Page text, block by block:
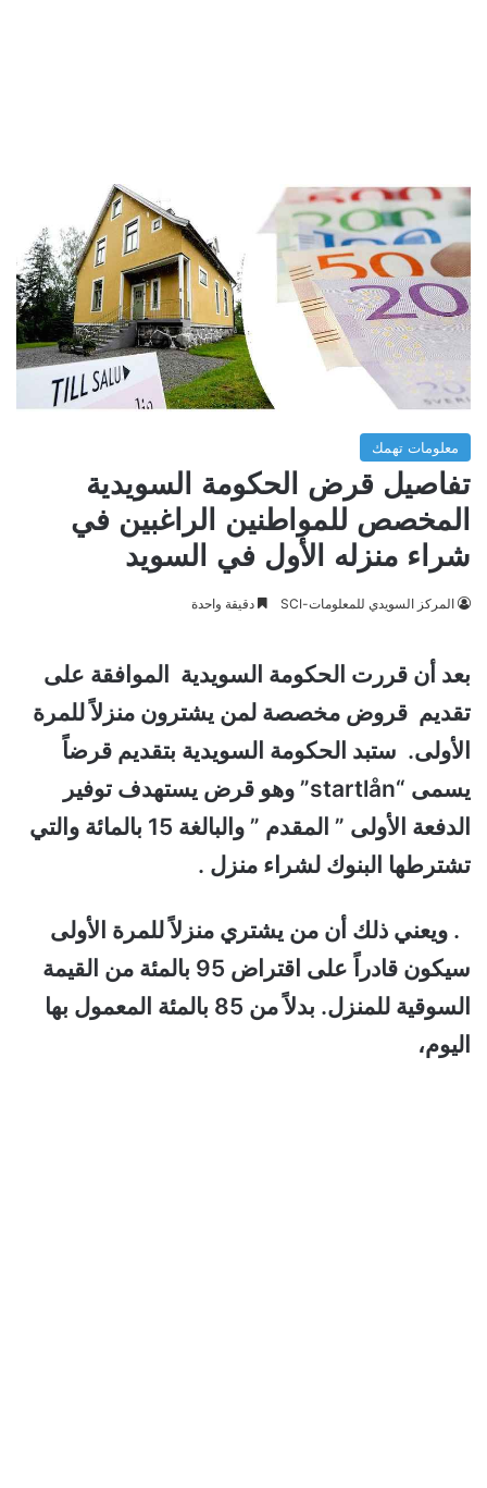
معلومات تهمك
تفاصيل قرض الحكومة السويدية
المخصص للمواطنين الراغبين في
شراء منزله الأول في السويد
المركز السويدي للمعلومات-SCI دقيقة واحدة
بعد أن قررت الحكومة السويدية الموافقة على
تقديم قروض مخصصة لمن يشترون منزلاً للمرة
الأولى. ستبد الحكومة السويدية بتقديم قرضاً
يسمى “startlån” وهو قرض يستهدف توفير
الدفعة الأولى ” المقدم ” والبالغة 15 بالمائة والتي
تشترطها البنوك لشراء منزل .
. ويعني ذلك أن من يشتري منزلاً للمرة الأولى
سيكون قادراً على اقتراض 95 بالمئة من القيمة
السوقية للمنزل.
بدلاً من 85 بالمئة المعمول بها
اليوم،